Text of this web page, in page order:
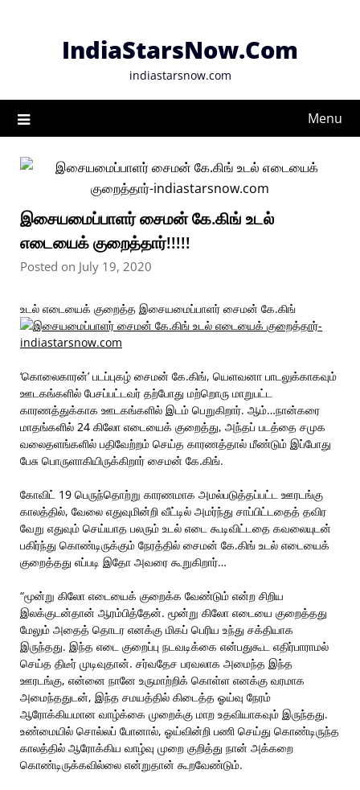
IndiaStarsNow.Com
indiastarsnow.com
Menu
இசையமைப்பாளர் சைமன் கே.கிங் உடல்
எடையைக் குறைத்தார்!!!!!
Posted on July 19, 2020
உடல் எடையைக் குறைத்த இசையமைப்பாளர் சைமன் கே.கிங்
‘கொலைகாரன்’ படப்புகழ் சைமன் கே.கிங், யெளவனா பாடலுக்காகவும்
ஊடகங்களில் பேசப்பட்டவர் தற்போது மற்றொரு மாறுபட்ட
காரணத்துக்காக ஊடகங்களில் இடம் பெறுகிறார். ஆம்…நான்கரை
மாதங்களில் 24 கிலோ எடையைக் குறைத்து, அந்தப் படத்தை சமுக
வலைதளங்களில் பதிவேற்றம் செய்த காரணத்தால் மீண்டும் இப்போது
பேசு பொருளாகியிருக்கிறார் சைமன் கே.கிங்.
கோவிட் 19 பெருந்தொற்று காரணமாக அமல்படுத்தப்பட்ட ஊரடங்கு
காலத்தில், வேலை எதுவுமின்றி வீட்டில் அமர்ந்து சாப்பிட்டதைத் தவிர
வேறு எதுவும் செய்யாத பலரும் உடல் எடை கூடிவிட்டதை கவலையுடன்
பகிர்ந்து கொண்டிருக்கும் நேரத்தில் சைமன் கே.கிங் உடல் எடையைக்
குறைத்தது எப்படி இதோ அவரை கூறுகிறார்…
“மூன்று கிலோ எடையைக் குறைக்க வேண்டும் என்ற சிறிய
இலக்குடன்தான் ஆரம்பித்தேன். மூன்று கிலோ எடையை குறைத்தது
மேலும் அதைத் தொடர எனக்கு மிகப் பெரிய உந்து சக்தியாக
இருந்தது. இந்த எடை குறைப்பு நடவடிக்கை என்பதுகூட எதிர்பாராமல்
செய்த திடீர் முடிவுதான். சர்வதேச பரவலாக அமைந்த இந்த
ஊரடங்கு, என்னை நானே உருமாற்றிக் கொள்ள எனக்கு வரமாக
அமைந்ததுடன், இந்த சமயத்தில் கிடைத்த ஓய்வு நேரம்
ஆரோக்கியமான வாழ்க்கை முறைக்கு மாற உதவியாகவும் இருந்தது.
உண்மையில் சொல்லப் போனால், ஓய்வின்றி பணி செய்து கொண்டிருந்த
காலத்தில் ஆரோக்கிய வாழ்வு முறை குறித்து நான் அக்கறை
கொண்டிருக்கவில்லை என்றுதான் கூறவேண்டும்.